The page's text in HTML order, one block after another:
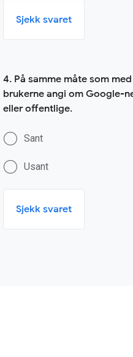
Sjekk svaret
4. På samme måte som
brukerne angi om Google-
eller offentlige.
Sant
Usant
Sjekk svaret